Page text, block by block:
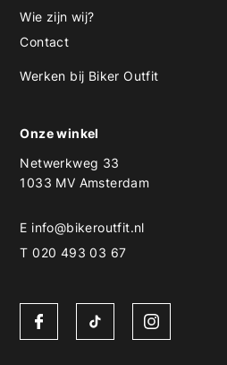
Wie zijn wij?
Contact
Werken bij Biker Outfit
Onze winkel
Netwerkweg 33
1033 MV Amsterdam
E info@bikeroutfit.nl
T 020 493 03 67